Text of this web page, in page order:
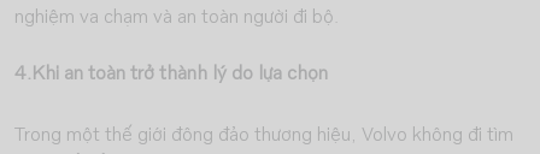
nghiệm va chạm và an toàn người đi bộ.
4.Khi an toàn trở thành lý do lựa chọn
Trong một thế giới đông đảo thương hiệu, Volvo không đi tìm